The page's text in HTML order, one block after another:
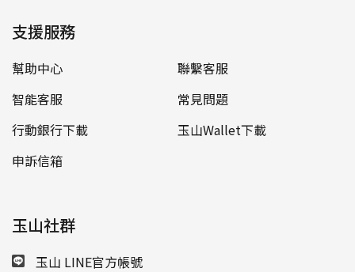
支援服務
幫助中心
聯繫客服
智能客服
常見問題
行動銀行下載
玉山Wallet下載
申訴信箱
玉山社群
玉山 LINE官方帳號